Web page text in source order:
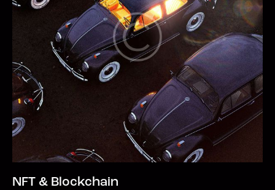
NFT & Blockchain